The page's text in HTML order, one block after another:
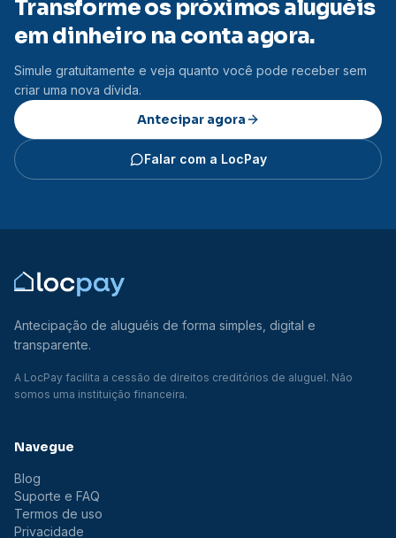
Transforme os próximos aluguéis
em dinheiro na conta agora.
Simule gratuitamente e veja quanto você pode receber sem
criar uma nova dívida.
Antecipar agora
Falar com a LocPay
Antecipação de aluguéis de forma simples, digital e
transparente.
A LocPay facilita a cessão de direitos creditórios de aluguel. Não
somos uma instituição financeira.
Navegue
Blog
Suporte e FAQ
Termos de uso
Privacidade